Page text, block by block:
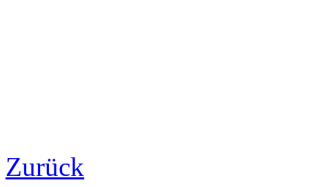
Zurück